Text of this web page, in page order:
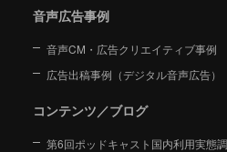
音声広告事例
音声CM・広告クリエイティブ事例
広告出稿事例（デジタル音声広告）
コンテンツ／ブログ
第6回ポッドキャスト国内利用実態